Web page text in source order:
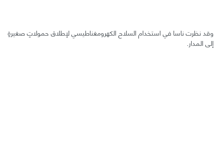
وقد نظرت ناسا في استخدام السلاح الكهرومغناطيسي لإطلاق حمولاتٍ صغيرةٍ
إلى المدار.